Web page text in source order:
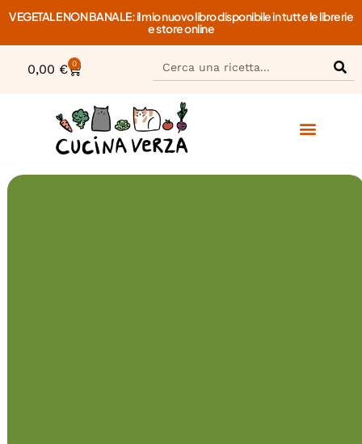
VEGETALE NON BANALE: il mio nuovo libro disponibile in tutte le librerie
e store online
0,00 € 0